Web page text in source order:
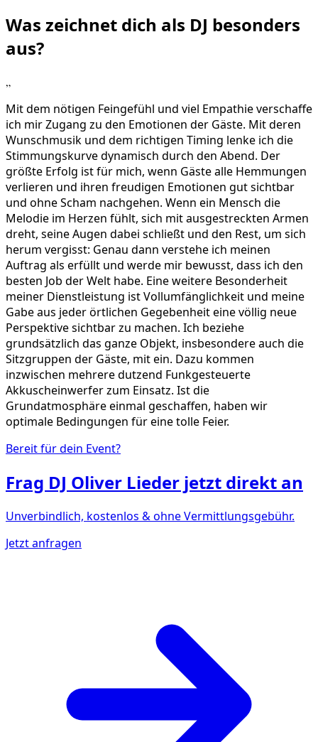
Was zeichnet dich als DJ besonders
aus?
„
Mit dem nötigen Feingefühl und viel Empathie verschaffe
ich mir Zugang zu den Emotionen der Gäste. Mit deren
Wunschmusik und dem richtigen Timing lenke ich die
Stimmungskurve dynamisch durch den Abend. Der
größte Erfolg ist für mich, wenn Gäste alle Hemmungen
verlieren und ihren freudigen Emotionen gut sichtbar
und ohne Scham nachgehen. Wenn ein Mensch die
Melodie im Herzen fühlt, sich mit ausgestreckten Armen
dreht, seine Augen dabei schließt und den Rest, um sich
herum vergisst: Genau dann verstehe ich meinen
Auftrag als erfüllt und werde mir bewusst, dass ich den
besten Job der Welt habe. Eine weitere Besonderheit
meiner Dienstleistung ist Vollumfänglichkeit und meine
Gabe aus jeder örtlichen Gegebenheit eine völlig neue
Perspektive sichtbar zu machen. Ich beziehe
grundsätzlich das ganze Objekt, insbesondere auch die
Sitzgruppen der Gäste, mit ein. Dazu kommen
inzwischen mehrere dutzend Funkgesteuerte
Akkuscheinwerfer zum Einsatz. Ist die
Grundatmosphäre einmal geschaffen, haben wir
optimale Bedingungen für eine tolle Feier.
Bereit für dein Event?
Frag DJ Oliver Lieder jetzt direkt an
Unverbindlich, kostenlos & ohne Vermittlungsgebühr.
Jetzt anfragen